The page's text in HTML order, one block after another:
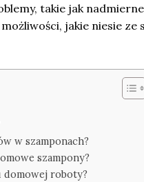
takie jak nadmierne
jakie niesie ze
w szamponach?
szampony?
domowej roboty?